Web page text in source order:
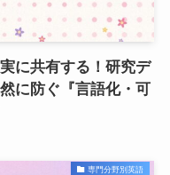
に共有する！研究デ
に防ぐ『言語化・可
専門分野別英語